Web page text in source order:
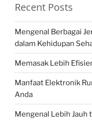
Recent Posts
Mengenal Berbagai
dalam Kehidupan
Memasak Lebih
Manfaat Elektronik
Anda
Mengenal Lebih Jauh